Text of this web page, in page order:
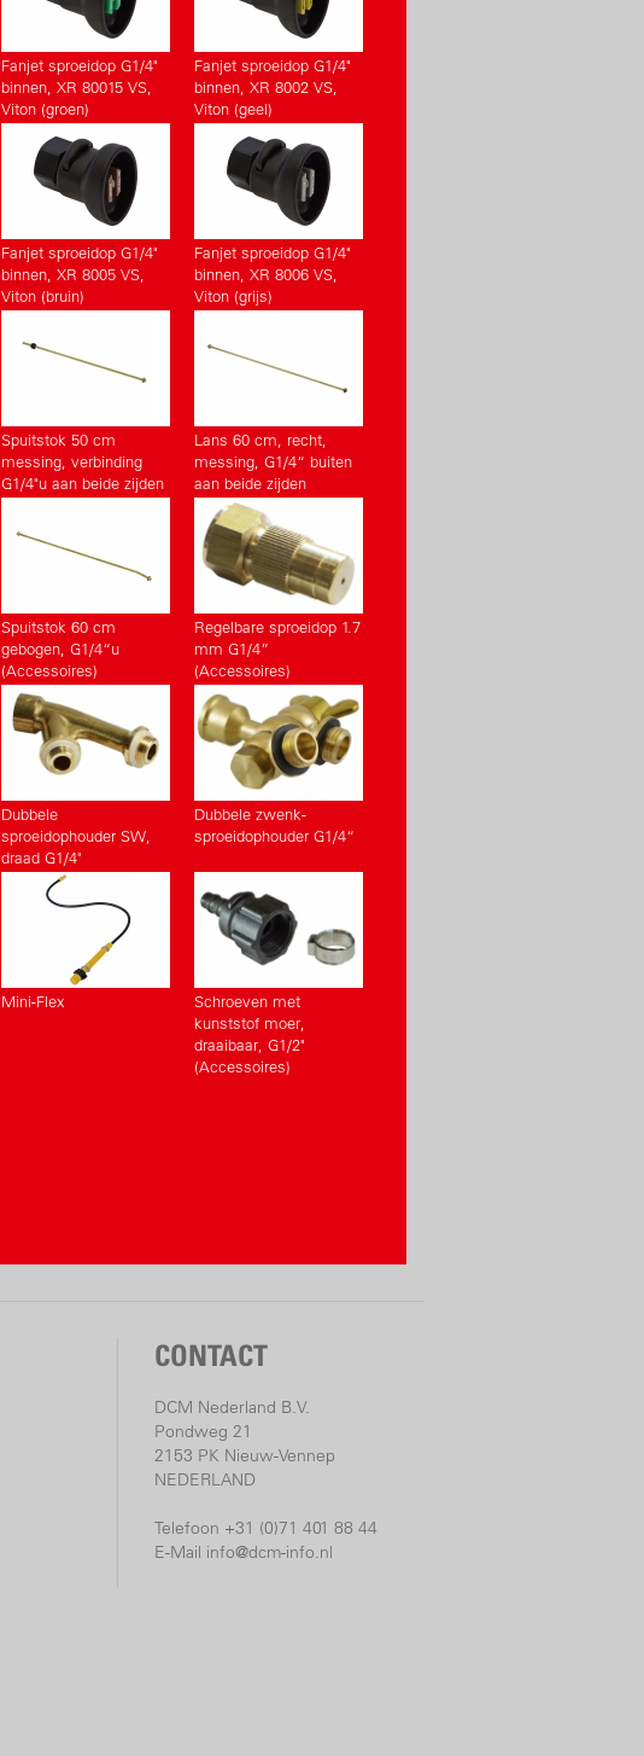
Fanjet sproeidop G1/4"
binnen, XR 80015 VS,
Viton (groen)
Fanjet sproeidop G1/4"
binnen, XR 8002 VS,
Viton (geel)
Fanjet sproeidop G1/4"
binnen, XR 8005 VS,
Viton (bruin)
Fanjet sproeidop G1/4"
binnen, XR 8006 VS,
Viton (grijs)
Spuitstok 50 cm
messing, verbinding
G1/4"u aan beide zijden
Lans 60 cm, recht,
messing, G1/4“ buiten
aan beide zijden
Spuitstok 60 cm
gebogen, G1/4“u
(Accessoires)
Regelbare sproeidop 1.7
mm G1/4”
(Accessoires)
Dubbele
sproeidophouder SW,
draad G1/4"
(Accessoires)
Dubbele zwenk-
sproeidophouder G1/4“
Mini-Flex
Schroeven met
kunststof moer,
draaibaar, G1/2"
(Accessoires)
CONTACT
DCM Nederland B.V.
Pondweg 21
2153 PK Nieuw-Vennep
NEDERLAND
Telefoon +31 (0)71 401 88 44
E-Mail info@dcm-info.nl